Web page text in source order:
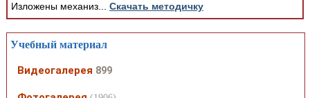
Изложены механиз... Скачать методичку
Учебный материал
Видеогалерея 899